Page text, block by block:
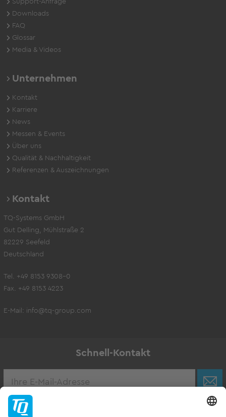
Support-Anfrage
Downloads
FAQ
Glossar
Media & Videos
Unternehmen
Kontakt
Karriere
News
Messen & Events
Über uns
Qualität & Nachhaltigkeit
Referenzen & Auszeichnungen
Kontakt
TQ-Systems GmbH
Gut Delling, Mühlstraße 2
82229 Seefeld
Deutschland
Tel. +49 8153 9308-0
Fax. +49 8153 4223
E-Mail: info@tq-group.com
Schnell-Kontakt